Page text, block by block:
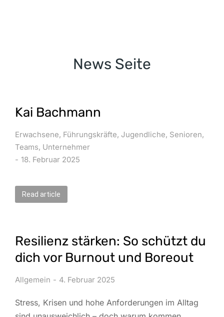
News Seite
Kai Bachmann
Erwachsene, Führungskräfte, Jugendliche, Senioren,
Teams, Unternehmer
18. Februar 2025
Read article
Resilienz stärken: So schützt du
dich vor Burnout und Boreout
Allgemein 4. Februar 2025
Stress, Krisen und hohe Anforderungen im Alltag